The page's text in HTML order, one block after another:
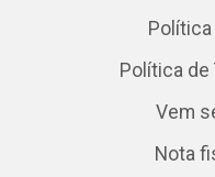
Política de
Vem
Nota